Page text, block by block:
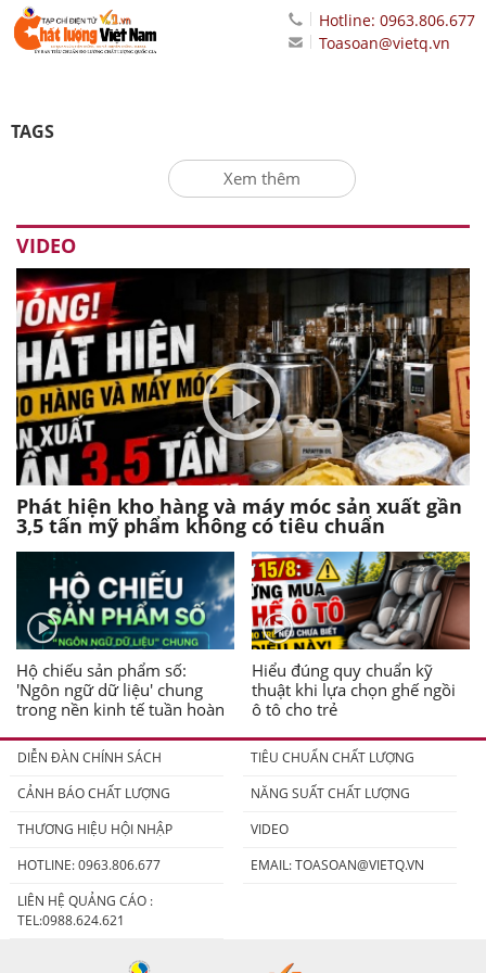
Hotline: 0963.806.677
Toasoan@vietq.vn
TAGS
Xem thêm
VIDEO
Phát hiện kho hàng và máy móc sản xuất gần
3,5 tấn mỹ phẩm không có tiêu chuẩn
Hộ chiếu sản phẩm số:
'Ngôn ngữ dữ liệu' chung
trong nền kinh tế tuần hoàn
Hiểu đúng quy chuẩn kỹ
thuật khi lựa chọn ghế ngồi
ô tô cho trẻ
DIỄN ĐÀN CHÍNH SÁCH
TIÊU CHUẨN CHẤT LƯỢNG
CẢNH BÁO CHẤT LƯỢNG
NĂNG SUẤT CHẤT LƯỢNG
THƯƠNG HIỆU HỘI NHẬP
VIDEO
HOTLINE: 0963.806.677
EMAIL:TOASOAN@VIETQ.VN
LIÊN HỆ QUẢNG CÁO :
TEL:0988.624.621